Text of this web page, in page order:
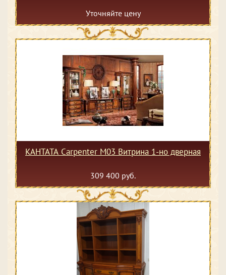
Уточняйте цену
КАНТАТА Carpenter M03 Витрина 1-но дверная
309 400 руб.